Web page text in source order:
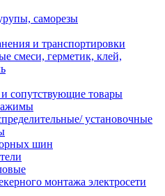
саморезы
и транспортировки
смеси, герметик, клей,
сопутствующие товары
установочные
шин
монтажа электросети